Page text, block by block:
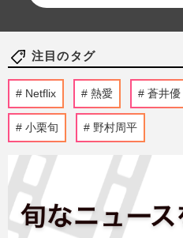
注目のタグ
Netflix 熱愛 蒼井優
小栗旬 野村周平